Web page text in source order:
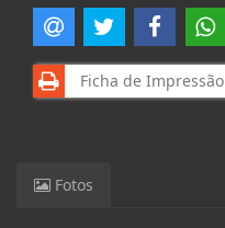
Ficha de Impressão
Fotos